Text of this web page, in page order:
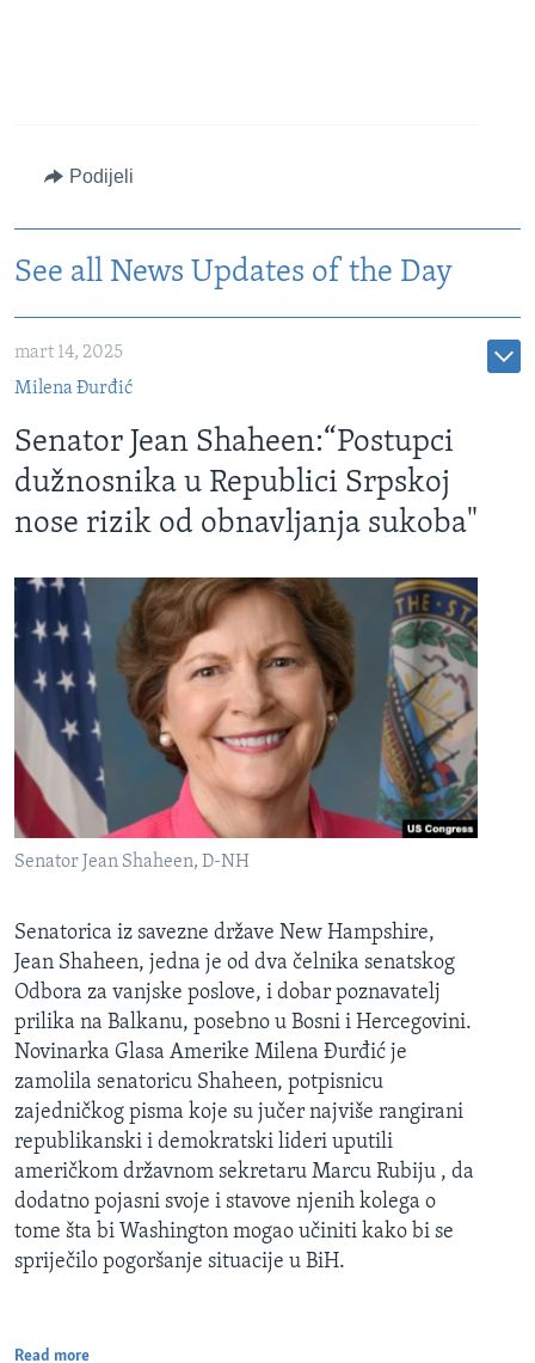
Podijeli
See all News Updates of the Day
mart 14, 2025
Milena Đurđić
Senator Jean Shaheen:“Postupci
dužnosnika u Republici Srpskoj
nose rizik od obnavljanja sukoba"
Senator Jean Shaheen, D-NH
Senatorica iz savezne države New Hampshire,
Jean Shaheen, jedna je od dva čelnika senatskog
Odbora za vanjske poslove, i dobar poznavatelj
prilika na Balkanu, posebno u Bosni i Hercegovini.
Novinarka Glasa Amerike Milena Đurđić je
zamolila senatoricu Shaheen, potpisnicu
zajedničkog pisma koje su jučer najviše rangirani
republikanski i demokratski lideri uputili
američkom državnom sekretaru Marcu Rubiju , da
dodatno pojasni svoje i stavove njenih kolega o
tome šta bi Washington mogao učiniti kako bi se
spriječilo pogoršanje situacije u BiH.
Read more